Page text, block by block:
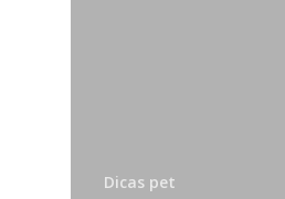
Dicas pet